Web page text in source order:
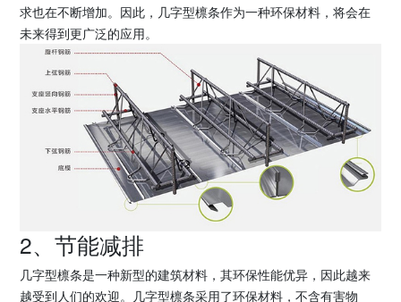
求也在不断增加。因此，几字型檩条作为一种环保材料，将会在
未来得到更广泛的应用。
2、节能减排
几字型檩条是一种新型的建筑材料，其环保性能优异，因此越来
越受到人们的欢迎。几字型檩条采用了环保材料，不含有害物